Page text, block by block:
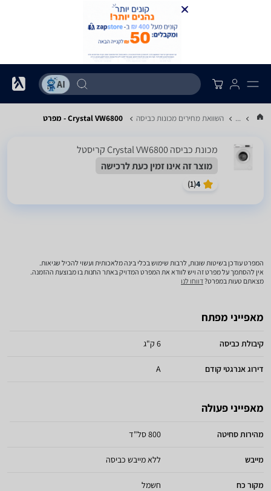
... השוואת מחירים מכונות כביסה Crystal VW6800 - מפרט
מכונת כביסה Crystal VW6800 קריסטל
מוצר זה אינו זמין כעת לרכישה
4
(
1
)
המפרט עודכן בשיטות שונות, לרבות שימוש בכלי בינה מלאכותית ועשוי להכיל שגיאות.
אין להסתמך על מפרט זה ויש לוודא את המפרט המדויק באתר החנות בו מבוצעת ההזמנה.
מצאתם טעות במפרט?דווחו לנו
מאפייני מפתח
קיבולת כביסה 6 ק"ג
דירוג אנרגטי קודם A
מאפייני פעולה
מהירות סחיטה 800 סל"ד
מייבש ללא מייבש כביסה
מקור כח חשמל